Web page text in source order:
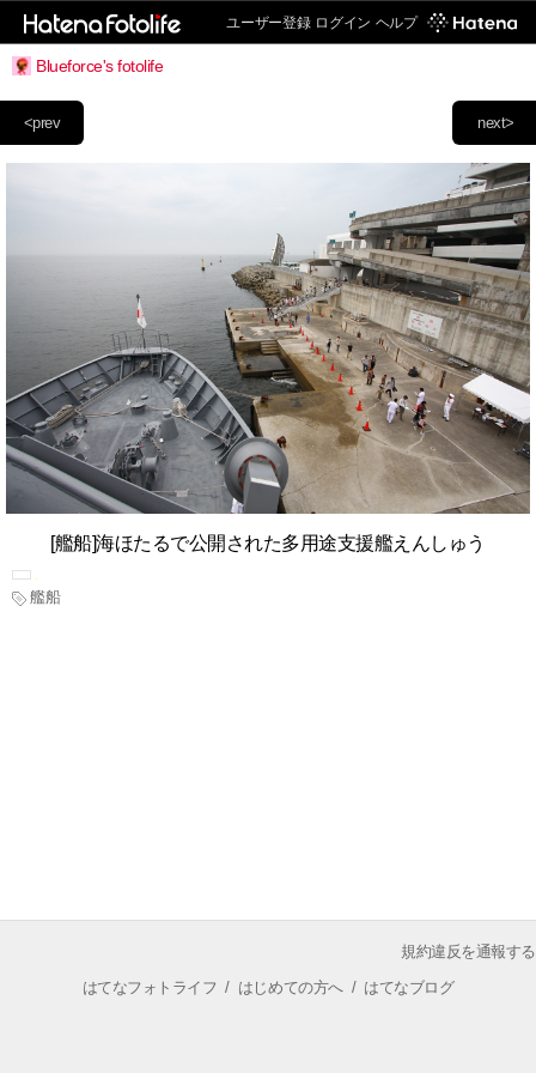
ユーザー登録 ログイン ヘルプ
Blueforce's fotolife
next>
<prev
[艦船]海ほたるで公開された多用途支援艦えんしゅう
艦船
規約違反を通報する
はてなフォトライフ / はじめての方へ/ はてなブログ